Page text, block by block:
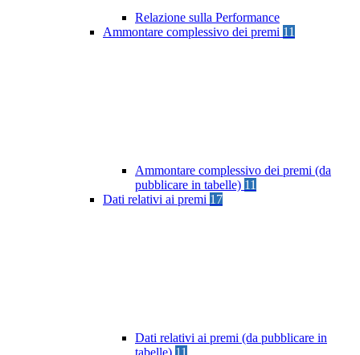
Relazione sulla Performance
Ammontare complessivo dei premi 11
Ammontare complessivo dei premi (da
pubblicare in tabelle) 11
Dati relativi ai premi 17
Dati relativi ai premi (da pubblicare in